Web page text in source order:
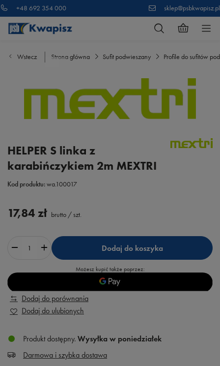
+48 692 354 000 sklep@psbkwapisz.pl
Wstecz Strona główna Sufit podwieszany Profile do sufitów
HELPER S linka z
karabińczykiem 2m MEXTRI
Kod produktu:wa.100017
17,84 zł brutto / szt.
Dodaj do koszyka
Możesz kupić także poprzez:
Dodaj do porównania
Dodaj do ulubionych
Produkt dostępny Wysyłka w poniedziałek
Darmowa i szybka dostawa